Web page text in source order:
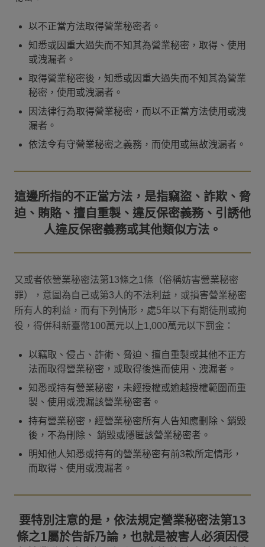
以不正當方法取得營業秘密者。
知悉或因重大過失而不知其為營業秘密，取得、使用
或洩漏者。
取得營業秘密後，知悉或因重大過失而不知其為營業
秘密，使用或洩漏者。
因法律行為取得營業秘密，而以不正當方法使用或洩
漏者。
依法令有守營業秘密之義務，而使用或無故洩漏者。
這邊所指的不正當方法，是指竊盜、詐欺、脅
迫、賄賂、擅自重製、違反保密義務、引誘他
又或者依營業秘密法第13條之1條（俗稱妨害營業秘密
罪），意圖為自己或第3人的不法利益，或損害營業秘密
所有人的利益，而有下列情形，處5年以下有期徒刑或拘
役，得併科新臺幣100萬元以上1,000萬元以下罰金：
以竊取、侵占、詐術、脅迫、擅自重製或其他不正方
法而取得營業秘密，或取得後進而使用、洩漏者。
知悉或持有營業秘密，未經授權或逾越授權範圍而重
製、使用或洩漏該營業秘密者。
持有營業秘密，經營業秘密所有人告知應刪除、銷毀
後，不為刪除、 銷毀或隱匿該營業秘密者。
明知他人知悉或持有的營業秘密有前3款所定情形，
而取得、使用或洩漏者。
要特別注意的是，依法規定營業秘密法第13
條之1屬於告訴乃論，也就是被害人必須因侵